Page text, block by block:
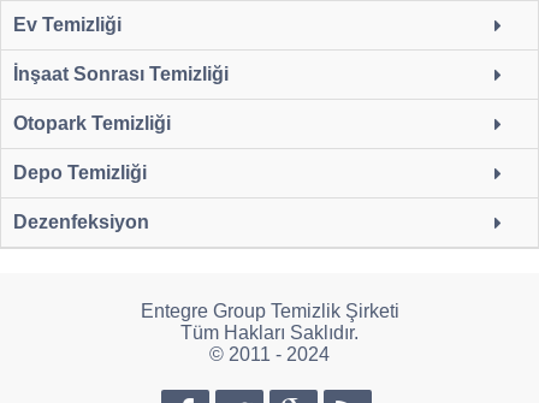
Ev Temizliği
İnşaat Sonrası Temizliği
Otopark Temizliği
Depo Temizliği
Dezenfeksiyon
Entegre Group Temizlik Şirketi
Tüm Hakları Saklıdır.
© 2011 - 2024